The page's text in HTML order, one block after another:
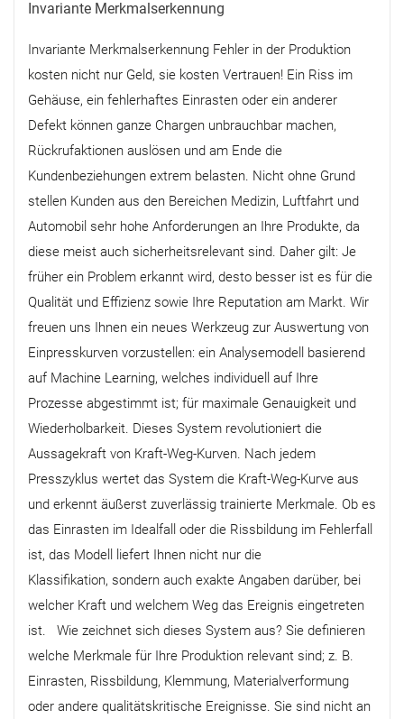
Invariante Merkmalserkennung
Invariante Merkmalserkennung Fehler in der Produktion
kosten nicht nur Geld, sie kosten Vertrauen! Ein Riss im
Gehäuse, ein fehlerhaftes Einrasten oder ein anderer
Defekt können ganze Chargen unbrauchbar machen,
Rückrufaktionen auslösen und am Ende die
Kundenbeziehungen extrem belasten. Nicht ohne Grund
stellen Kunden aus den Bereichen Medizin, Luftfahrt und
Automobil sehr hohe Anforderungen an Ihre Produkte, da
diese meist auch sicherheitsrelevant sind. Daher gilt: Je
früher ein Problem erkannt wird, desto besser ist es für die
Qualität und Effizienz sowie Ihre Reputation am Markt. Wir
freuen uns Ihnen ein neues Werkzeug zur Auswertung von
Einpresskurven vorzustellen: ein Analysemodell basierend
auf Machine Learning, welches individuell auf Ihre
Prozesse abgestimmt ist; für maximale Genauigkeit und
Wiederholbarkeit. Dieses System revolutioniert die
Aussagekraft von Kraft-Weg-Kurven. Nach jedem
Presszyklus wertet das System die Kraft-Weg-Kurve aus
und erkennt äußerst zuverlässig trainierte Merkmale. Ob es
das Einrasten im Idealfall oder die Rissbildung im Fehlerfall
ist, das Modell liefert Ihnen nicht nur die
Klassifikation, sondern auch exakte Angaben darüber, bei
welcher Kraft und welchem Weg das Ereignis eingetreten
ist. Wie zeichnet sich dieses System aus? Sie definieren
welche Merkmale für Ihre Produktion relevant sind; z. B.
Einrasten, Rissbildung, Klemmung, Materialverformung
oder andere qualitätskritische Ereignisse. Sie sind nicht an